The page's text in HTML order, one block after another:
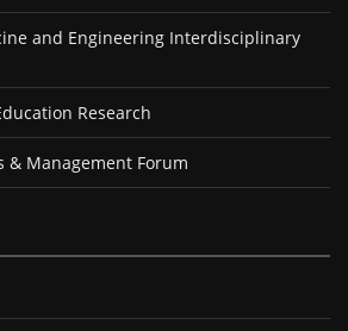
and Engineering Interdisciplinary
Research
& Management Forum